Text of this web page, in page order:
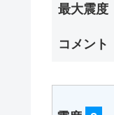
最大震度
コメント